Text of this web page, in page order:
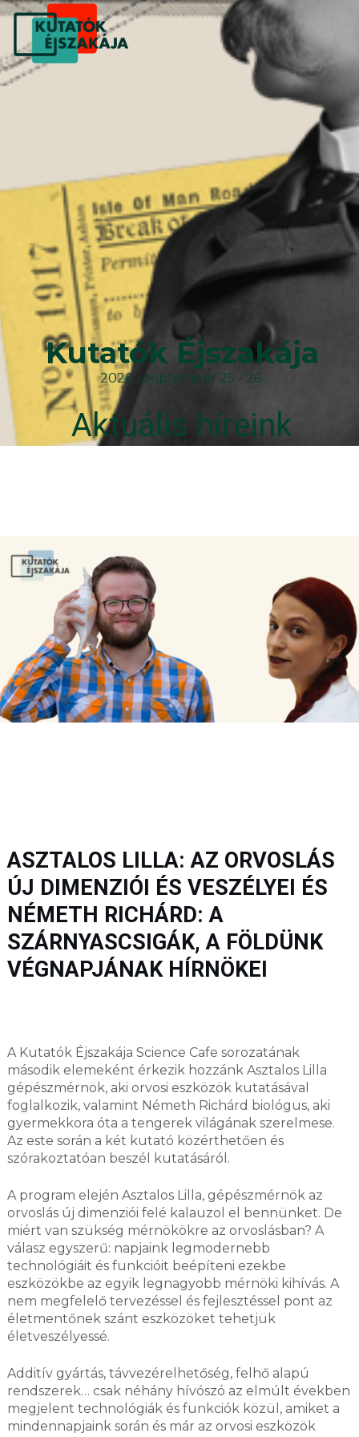
Kutatók Éjszakája
2026. szeptember 25 - 26.
Aktuális híreink
ASZTALOS LILLA: AZ ORVOSLÁS
ÚJ DIMENZIÓI ÉS VESZÉLYEI ÉS
NÉMETH RICHÁRD: A
SZÁRNYASCSIGÁK, A FÖLDÜNK
VÉGNAPJÁNAK HÍRNÖKEI
A Kutatók Éjszakája Science Cafe sorozatának
második elemeként érkezik hozzánk Asztalos Lilla
gépészmérnök, aki ​​orvosi eszközök kutatásával
foglalkozik, valamint Németh Richárd biológus, aki
gyermekkora óta a tengerek világának szerelmese.
Az este során a két kutató közérthetően és
szórakoztatóan beszél kutatásáról.
A program elején Asztalos Lilla, gépészmérnök az
orvoslás új dimenziói felé kalauzol el bennünket. De
miért van szükség mérnökökre az orvoslásban? A
válasz egyszerű: napjaink legmodernebb
technológiáit és funkcióit beépíteni ezekbe
eszközökbe az egyik legnagyobb mérnöki kihívás. A
nem megfelelő tervezéssel és fejlesztéssel pont az
életmentőnek szánt eszközöket tehetjük
életveszélyessé.
Additív gyártás, távvezérelhetőség, felhő alapú
rendszerek… csak néhány hívószó az elmúlt években
megjelent technológiák és funkciók közül, amiket a
mindennapjaink során és már az orvosi eszközök